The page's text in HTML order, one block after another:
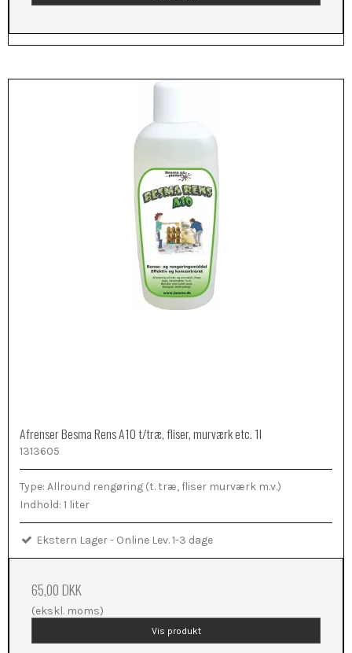
Afrenser Besma Rens A10 t/træ, fliser, murværk etc. 1l
1313605
Type: Allround rengøring (t. træ, fliser murværk m.v.)
Indhold: 1 liter
Ekstern Lager - Online Lev. 1-3 dage
65,00 DKK
(ekskl. moms)
Vis produkt